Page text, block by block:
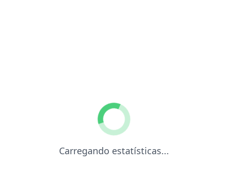
Carregando estatísticas...